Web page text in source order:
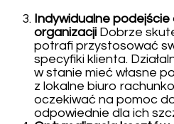
Indywidualne
organizacji Dobrze
potrafi przystosować
specyfiki klienta.
w stanie mieć własne
z lokalne biuro
oczekiwać na pomoc
odpowiednie dla ich